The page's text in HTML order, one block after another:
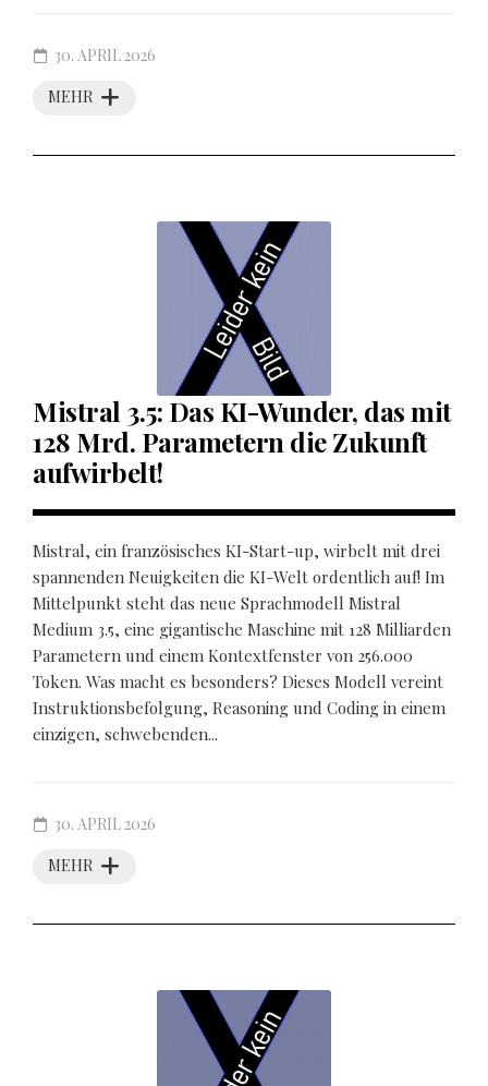
MEHR
30. APRIL 2026
Mistral 3.5: Das KI-Wunder, das mit
128 Mrd. Parametern die Zukunft
aufwirbelt!
Mistral, ein französisches KI-Start-up, wirbelt mit drei
spannenden Neuigkeiten die KI-Welt ordentlich auf! Im
Mittelpunkt steht das neue Sprachmodell Mistral
Medium 3.5, eine gigantische Maschine mit 128 Milliarden
Parametern und einem Kontextfenster von 256.000
Token. Was macht es besonders? Dieses Modell vereint
Instruktionsbefolgung, Reasoning und Coding in einem
einzigen, schwebenden...
MEHR
30. APRIL 2026